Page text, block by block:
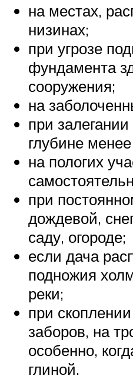
на местах,
низинах;
при угрозе
фундамента
сооружения;
на
при
глубине
на пологих
при
дождевой,
саду, огороде;
если дача
подножия
реки;
при
заборов, на
особенно,
глиной.